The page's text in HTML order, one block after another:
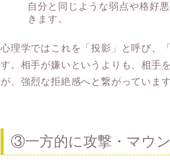
自分と同じような弱点や格好
きます。
心理学ではこれを「投影」と呼び、
す。相手が嫌いというよりも、相手
が、強烈な拒絶感へと繋がっています
③一方的に攻撃・マウ